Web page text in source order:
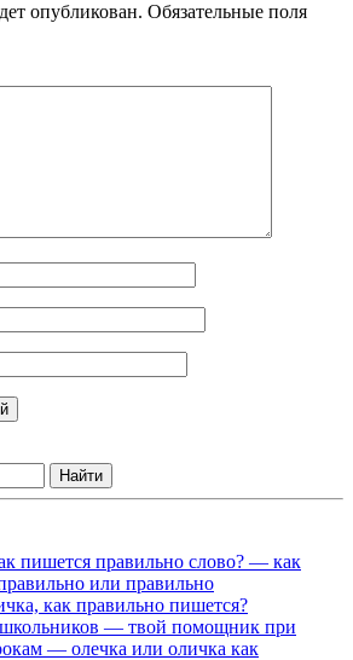
опубликован. Обязательные поля
Найти
пишется правильно слово? — как
или правильно
как правильно пишется?
— твой помощник при
— олечка или оличка как